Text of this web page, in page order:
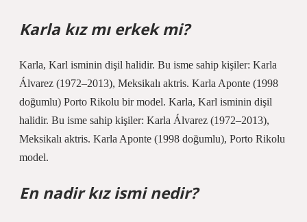
Karla kız mı erkek mi?
Karla, Karl isminin dişil halidir. Bu isme sahip kişiler: Karla
Álvarez (1972–2013), Meksikalı aktris. Karla Aponte (1998
doğumlu) Porto Rikolu bir model. Karla, Karl isminin dişil
halidir. Bu isme sahip kişiler: Karla Álvarez (1972–2013),
Meksikalı aktris. Karla Aponte (1998 doğumlu), Porto Rikolu
model.
En nadir kız ismi nedir?